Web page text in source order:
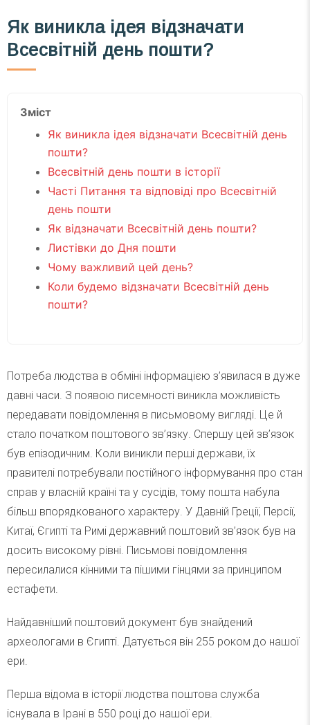
Як виникла ідея відзначати
Всесвітній день пошти?
Зміст
Як виникла ідея відзначати Всесвітній день
пошти?
Всесвітній день пошти в історії
Часті Питання та відповіді про Всесвітній
день пошти
Як відзначати Всесвітній день пошти?
Листівки до Дня пошти
Чому важливий цей день?
Коли будемо відзначати Всесвітній день
пошти?
Потреба людства в обміні інформацією з’явилася в дуже
давні часи. З появою писемності виникла можливість
передавати повідомлення в письмовому вигляді. Це й
стало початком поштового зв’язку. Спершу цей зв’язок
був епізодичним. Коли виникли перші держави, їх
правителі потребували постійного інформування про стан
справ у власній країні та у сусідів, тому пошта набула
більш впорядкованого характеру. У Давній Греції, Персії,
Китаї, Єгипті та Римі державний поштовий зв’язок був на
досить високому рівні. Письмові повідомлення
пересилалися кінними та пішими гінцями за принципом
естафети.
Найдавніший поштовий документ був знайдений
археологами в Єгипті. Датується він 255 роком до нашої
ери.
Перша відома в історії людства поштова служба
існувала в Ірані в 550 році до нашої ери.